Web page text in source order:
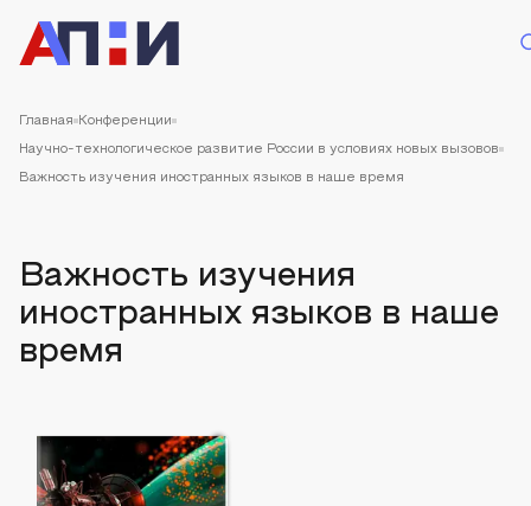
Главная Конференции
Научно-технологическое развитие России в условиях новых вызовов
Важность изучения иностранных языков в наше время
Важность изучения
иностранных языков в наше
время